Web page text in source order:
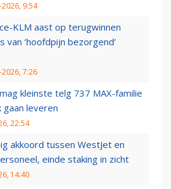
2026, 9:54
KLM aast op terugwinnen
van ‘hoofdpijn bezorgend’
2026, 7:26
kleinste telg 737 MAX-familie
gaan leveren
22:54
akkoord tussen WestJet en
einde staking in zicht
14:40